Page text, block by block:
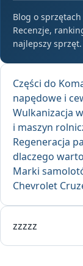
Blog o
Recenzje,
najlepszy sprzęt.
Części do
napędowe i
Wulkanizacja
i maszyn
Regeneracja
dlaczego warto
Marki
Chevrolet
zzzzz